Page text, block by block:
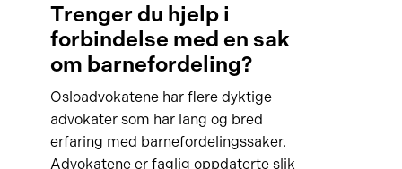
Trenger du hjelp i
forbindelse med en sak
om barnefordeling?
Osloadvokatene har flere dyktige
advokater som har lang og bred
erfaring med barnefordelingssaker.
Advokatene er faglig oppdaterte slik